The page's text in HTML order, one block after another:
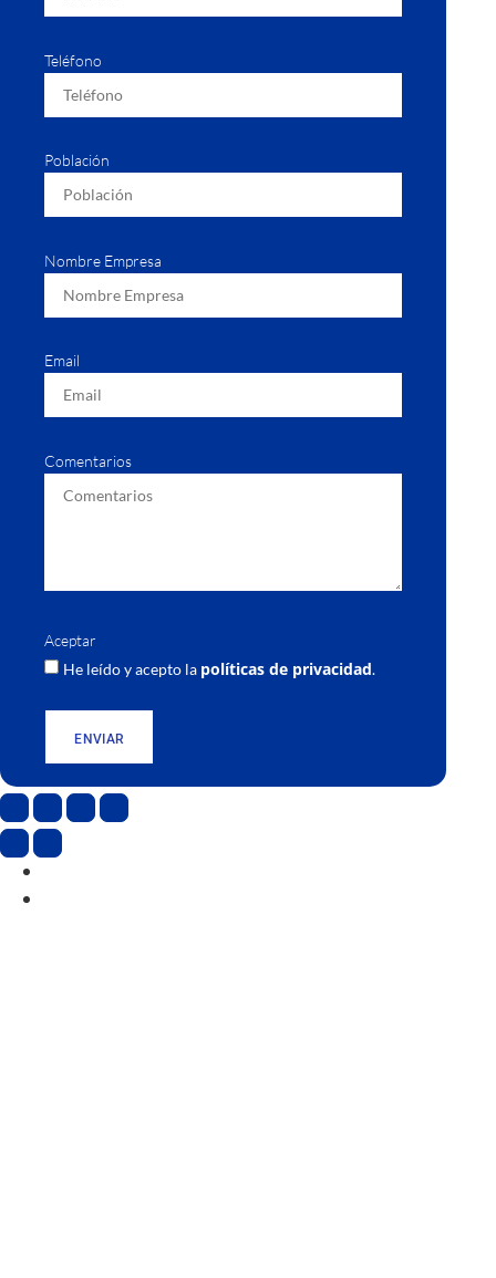
Teléfono
Población
Nombre Empresa
Email
Comentarios
Aceptar
He leído y acepto la políticas de privacidad.
ENVIAR